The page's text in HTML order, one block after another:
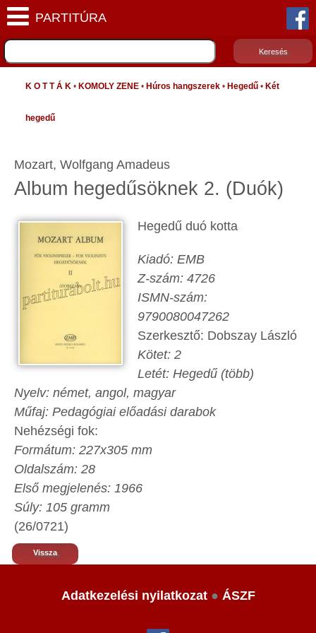
K O T T Á K • KOMOLY ZENE • Húros hangszerek • Hegedű • Két
hegedű
Mozart, Wolfgang Amadeus
Album hegedűsöknek 2. (Duók)
Hegedű duó kotta
Kiadó: EMB
Z-szám: 4726
ISMN-szám:
9790080047262
Szerkesztő: Dobszay László
Kötet: 2
Letét: Hegedű (több)
Nyelv: német, angol, magyar
Műfaj: Pedagógiai előadási darabok
Nehézségi fok:
Formátum: 227x305 mm
Oldalszám: 28
Első megjelenés: 1966
Súly: 105 gramm
(26/0721)
Vissza
Adatkezelési nyilatkozat● ÁSZF